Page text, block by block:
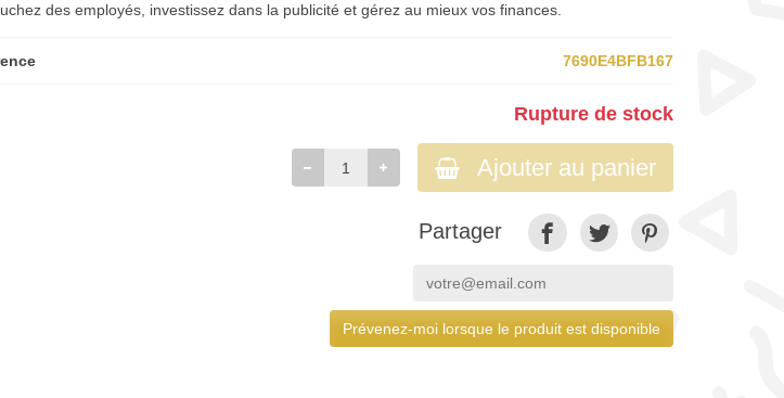
des employés, investissez dans la publicité et gérez au mieux vos finances.
7690E4BFB167
Rupture de stock
Ajouter au panier
Partager
Prévenez-moi lorsque le produit est disponible